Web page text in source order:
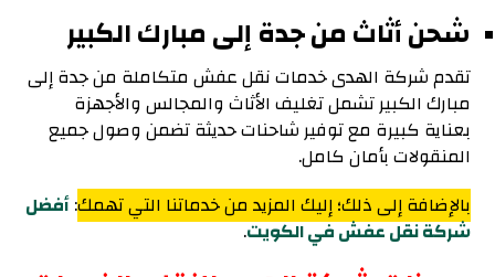
شحن أثاث من جدة إلى مبارك الكبير
تقدم شركة الهدى خدمات نقل عفش متكاملة من جدة إلى
مبارك الكبير تشمل تغليف الأثاث والمجالس والأجهزة
بعناية كبيرة مع توفير شاحنات حديثة تضمن وصول جميع
المنقولات بأمان كامل.
بالإضافة إلى ذلك؛ إليك المزيد من خدماتنا التي تهمك:أفضل
شركة نقل عفش في الكويت.